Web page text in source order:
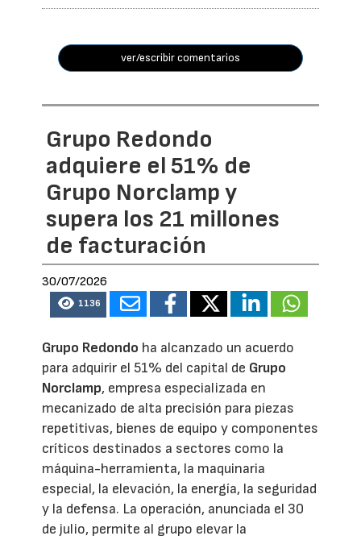
ver/escribir comentarios
Grupo Redondo
adquiere el 51% de
Grupo Norclamp y
supera los 21 millones
de facturación
30/07/2026
1136
Grupo Redondo ha alcanzado un acuerdo
para adquirir el 51% del capital de Grupo
Norclamp, empresa especializada en
mecanizado de alta precisión para piezas
repetitivas, bienes de equipo y componentes
críticos destinados a sectores como la
máquina-herramienta, la maquinaria
especial, la elevación, la energía, la seguridad
y la defensa. La operación, anunciada el 30
de julio, permite al grupo elevar la